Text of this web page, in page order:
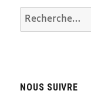
Recherche
pour :
NOUS SUIVRE